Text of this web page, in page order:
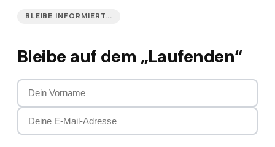
BLEIBE INFORMIERT...
Bleibe auf dem „Laufenden“